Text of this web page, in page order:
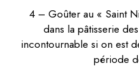
4 – Goûter au « Saint
dans la pâtisserie
incontournable si on est
période